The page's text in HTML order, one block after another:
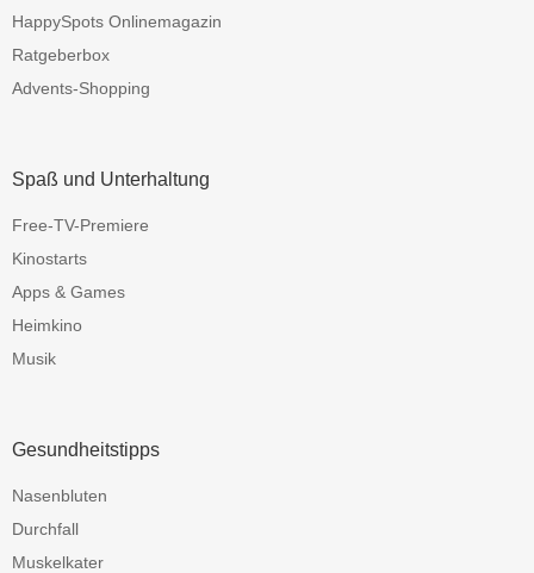
HappySpots Onlinemagazin
Ratgeberbox
Advents-Shopping
Spaß und Unterhaltung
Free-TV-Premiere
Kinostarts
Apps & Games
Heimkino
Musik
Gesundheitstipps
Nasenbluten
Durchfall
Muskelkater